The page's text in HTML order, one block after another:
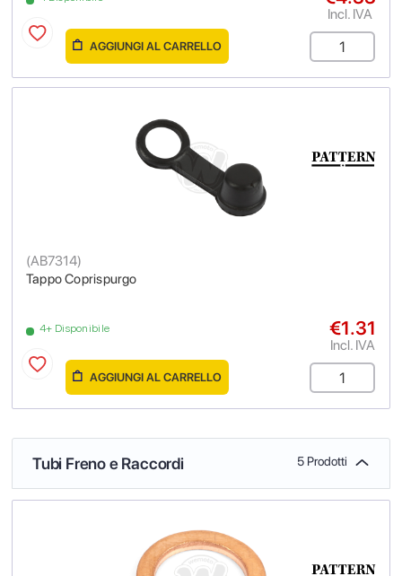
Incl. IVA
AGGIUNGI AL CARRELLO
Tappo Coprispurgo
(AB7314)
4+ Disponibile €1.31
Incl. IVA
AGGIUNGI AL CARRELLO
Tubi Freno e Raccordi 5 Prodotti